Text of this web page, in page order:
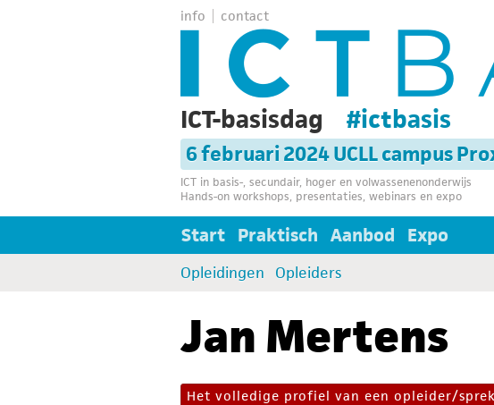
info contact
ICT-basisdag #ictbasis
6 februari 2024 UCLL campus
ICT in basis-, secundair, hoger en volwassenenonderwijs
Hands-on workshops, presentaties, webinars en expo
Start Praktisch Aanbod Expo
Opleidingen Opleiders
Jan Mertens
Het volledige profiel van een opleider/